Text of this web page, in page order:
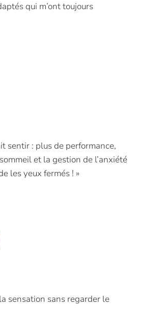
qui m’ont toujours
sentir : plus de performance,
et la gestion de l’anxiété
les yeux fermés ! »
sensation sans regarder le